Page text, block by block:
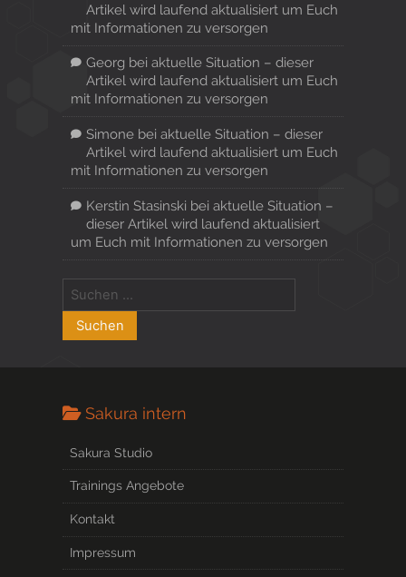
Artikel wird laufend aktualisiert um Euch
mit Informationen zu versorgen
Georg bei aktuelle Situation – dieser
Artikel wird laufend aktualisiert um Euch
mit Informationen zu versorgen
Simonebei aktuelle Situation – dieser
Artikel wird laufend aktualisiert um Euch
mit Informationen zu versorgen
Kerstin Stasinski bei aktuelle Situation –
dieser Artikel wird laufend aktualisiert
um Euch mit Informationen zu versorgen
Sakura intern
Sakura Studio
Trainings Angebote
Kontakt
Impressum